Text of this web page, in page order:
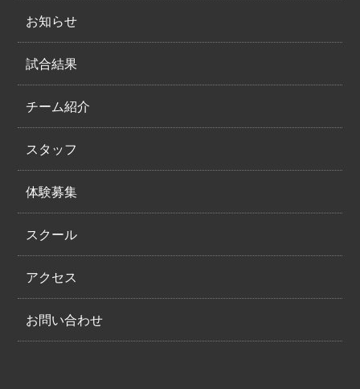
お知らせ
試合結果
チーム紹介
スタッフ
体験募集
スクール
アクセス
お問い合わせ